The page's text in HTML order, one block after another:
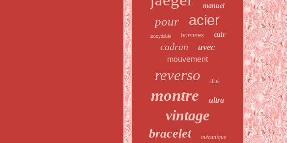
manuel
pour acier
inoxydable hommes cuir
cadran avec
mouvement
reverso date
montre ultra
vintage
bracelet mécanique